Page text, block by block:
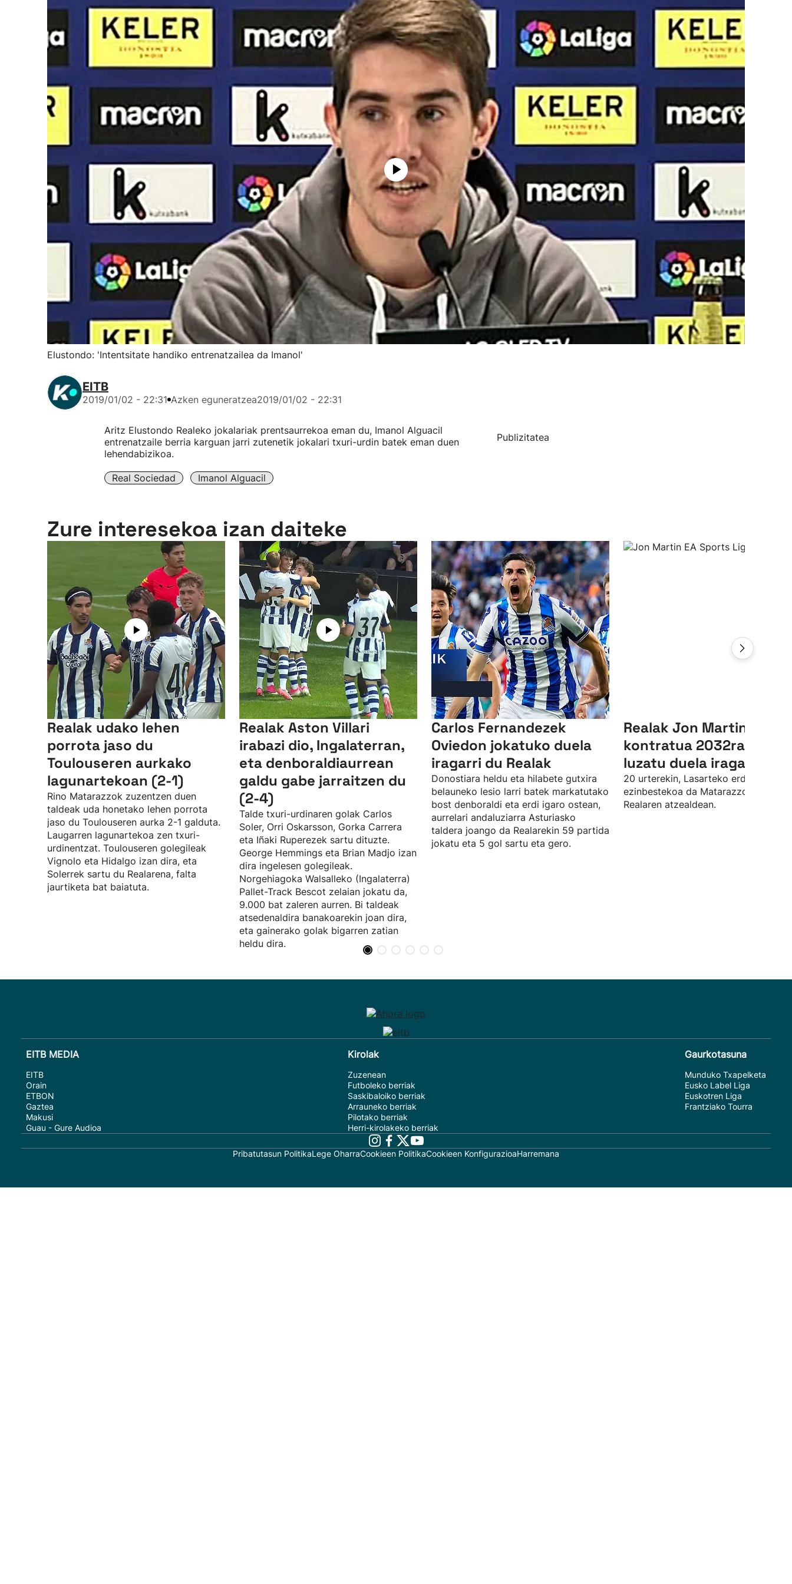
Elustondo: 'Intentsitate handiko entrenatzailea da Imanol'
EITB
2019/01/02 - 22:31 Azken eguneratzea2019/01/02 - 22:31
Aritz Elustondo Realeko jokalariak prentsaurrekoa eman du, Imanol Alguacil
entrenatzaile berria karguan jarri zutenetik jokalari txuri-urdin batek eman duen
lehendabizikoa.
Real Sociedad Imanol Alguacil
Publizitatea
Zure interesekoa izan daiteke
Realak udako lehen
porrota jaso du
Toulouseren aurkako
lagunartekoan (2-1)
Rino Matarazzok zuzentzen duen
taldeak uda honetako lehen porrota
jaso du Toulouseren aurka 2-1 galduta.
Laugarren lagunartekoa zen txuri-
urdinentzat. Toulouseren golegileak
Vignolo eta Hidalgo izan dira, eta
Solerrek sartu du Realarena, falta
jaurtiketa bat baiatuta.
Realak Aston Villari
irabazi dio, Ingalaterran,
eta denboraldiaurrean
galdu gabe jarraitzen du
(2-4)
Talde txuri-urdinaren golak Carlos
Soler, Orri Oskarsson, Gorka Carrera
eta Iñaki Ruperezek sartu dituzte.
George Hemmings eta Brian Madjo izan
dira ingelesen golegileak.
Norgehiagoka Walsalleko (Ingalaterra)
Pallet-Track Bescot zelaian jokatu da,
9.000 bat zaleren aurren. Bi taldeak
atsedenaldira banakoarekin joan dira,
eta gainerako golak bigarren zatian
heldu dira.
Carlos Fernandezek
Oviedon jokatuko duela
iragarri du Realak
Donostiara heldu eta hilabete gutxira
belauneko lesio larri batek markatutako
bost denboraldi eta erdi igaro ostean,
aurrelari andaluziarra Asturiasko
taldera joango da Realarekin 59 partida
jokatu eta 5 gol sartu eta gero.
Realak Jon Martinen
kontratua 2032ra arte
luzatu duela iragarri du
20 urterekin, Lasarteko erdiko
ezinbestekoa da Matarazzorentzat
Realaren atzealdean.
EITB MEDIA
EITB
Orain
ETBON
Gaztea
Makusi
Guau - Gure Audioa
Kirolak
Zuzenean
Futboleko berriak
Saskibaloiko berriak
Arrauneko berriak
Pilotako berriak
Herri-kirolakeko berriak
Gaurkotasuna
Munduko Txapelketa
Eusko Label Liga
Euskotren Liga
Frantziako Tourra
Pribatutasun PolitikaLege OharraCookieen PolitikaCookieen KonfigurazioaHarremana